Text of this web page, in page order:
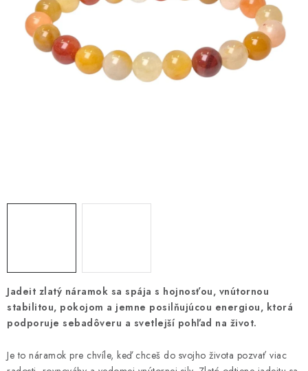
MANDALY
PODĽA OBLASTÍ
Jadeit zlatý náramok sa spája s hojnosťou, vnútornou
stabilitou, pokojom a jemne posilňujúcou energiou, ktorá
podporuje sebadôveru a svetlejší pohľad na život.
Je to náramok pre chvíle, keď chceš do svojho života pozvať viac